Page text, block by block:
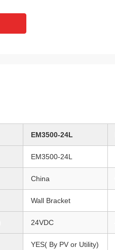
EM3500-24L
EM3500-24L
China
Wall Bracket
24VDC
YES( By PV or Utility)